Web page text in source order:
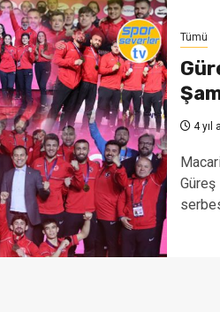
Tümü
4 yıl
Güreş